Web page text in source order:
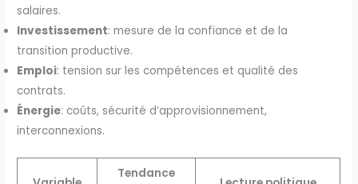
salaires.
Investissement: mesure de la confiance et de la
transition productive.
Emploi: tension sur les compétences et qualité des
contrats.
Énergie: coûts, sécurité d’approvisionnement,
interconnexions.
Tendance